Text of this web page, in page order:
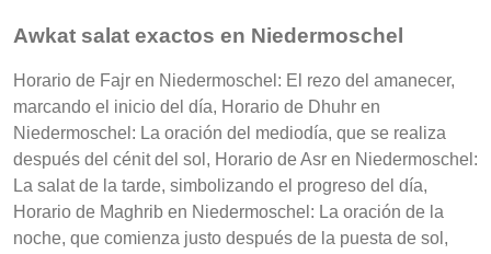
Awkat salat exactos en Niedermoschel
Horario de Fajr en Niedermoschel: El rezo del amanecer,
marcando el inicio del día, Horario de Dhuhr en
Niedermoschel: La oración del mediodía, que se realiza
después del cénit del sol, Horario de Asr en Niedermoschel:
La salat de la tarde, simbolizando el progreso del día,
Horario de Maghrib en Niedermoschel: La oración de la
noche, que comienza justo después de la puesta de sol,